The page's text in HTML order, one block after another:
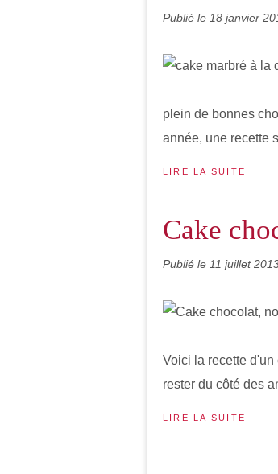
Publié le 18 janvier
plein de bonnes
année, une recette
LIRE LA SUITE
Cake
Publié le 11 juillet
Voici la recette
rester du côté des
LIRE LA SUITE